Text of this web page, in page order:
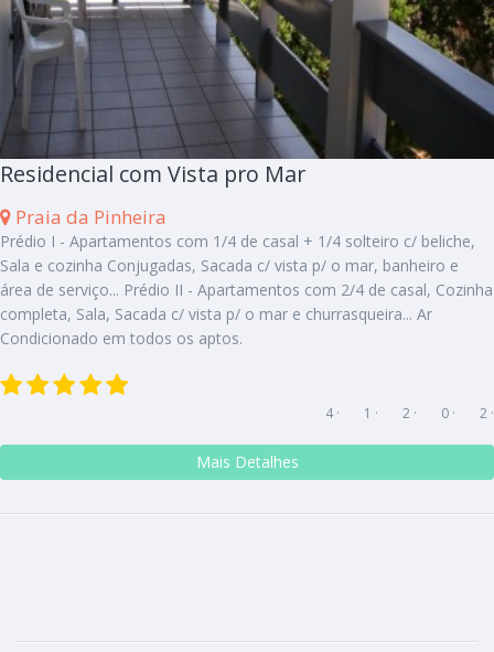
Residencial com Vista pro Mar
Praia da Pinheira
Prédio I - Apartamentos com 1/4 de casal + 1/4 solteiro c/ beliche,
Sala e cozinha Conjugadas, Sacada c/ vista p/ o mar, banheiro e
área de serviço... Prédio II - Apartamentos com 2/4 de casal, Cozinha
completa, Sala, Sacada c/ vista p/ o mar e churrasqueira... Ar
Condicionado em todos os aptos.
4 · 1 · 2 · 0 · 2 ·
Mais Detalhes